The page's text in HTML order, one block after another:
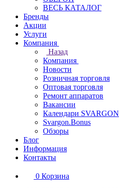
ВЕСЬ КАТАЛОГ
Бренды
Акции
Услуги
Компания
Назад
Компания
Новости
Розничная торговля
Оптовая торговля
Ремонт аппаратов
Вакансии
Календари SVARGON
Svargon.Bonus
Обзоры
Блог
Информация
Контакты
0 Корзина